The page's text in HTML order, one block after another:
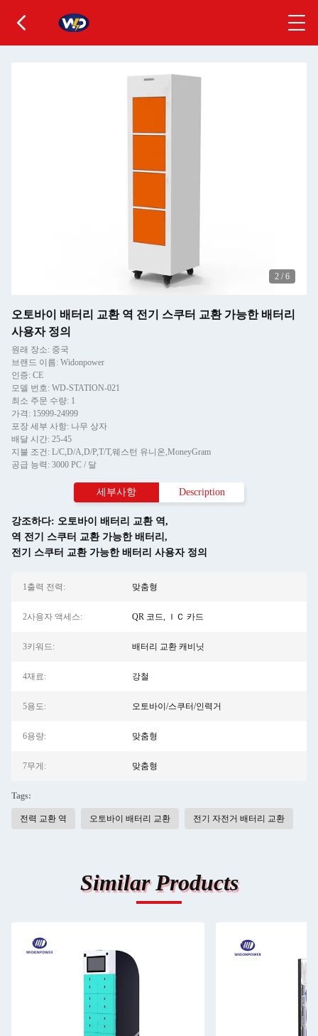
2 / 6
오토바이 배터리 교환 역 전기 스쿠터 교환 가능한 배터리
사용자 정의
원래 장소: 중국
브랜드 이름: Widonpower
인증: CE
모델 번호: WD-STATION-021
최소 주문 수량: 1
가격: 15999-24999
포장 세부 사항: 나무 상자
배달 시간: 25-45
지불 조건: L/C,D/A,D/P,T/T,웨스턴 유니온,MoneyGram
공급 능력: 3000 PC / 달
세부사항 Description
강조하다: 오토바이 배터리 교환 역,
역 전기 스쿠터 교환 가능한 배터리 ,
전기 스쿠터 교환 가능한 배터리 사용자 정의
1출력 전력: 맞춤형
2사용자 액세스: QR 코드, ＩＣ 카드
3키워드: 배터리 교환 캐비닛
4재료: 강철
5용도: 오토바이/스쿠터/인력거
6용량: 맞춤형
7무게: 맞춤형
Tags:
전력 교환 역 오토바이 배터리 교환 전기 자전거 배터리 교환
Similar Products